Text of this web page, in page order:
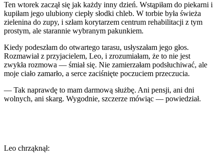
Ten wtorek zaczął się jak każdy inny dzień. Wstąpiłam do piekarni i
kupiłam jego ulubiony ciepły słodki chleb. W torbie była świeża
zielenina do zupy, i szłam korytarzem centrum rehabilitacji z tym
prostym, ale starannie wybranym pakunkiem.
Kiedy podeszłam do otwartego tarasu, usłyszałam jego głos.
Rozmawiał z przyjacielem, Leo, i zrozumiałam, że to nie jest
zwykła rozmowa — śmiał się. Nie zamierzałam podsłuchiwać, ale
moje ciało zamarło, a serce zaciśnięte poczuciem przeczucia.
— Tak naprawdę to mam darmową służbę. Ani pensji, ani dni
wolnych, ani skarg. Wygodnie, szczerze mówiąc — powiedział.
Leo chrząknął: